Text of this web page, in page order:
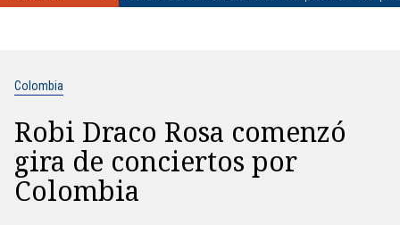
Colombia
Robi Draco Rosa comenzó
gira de conciertos por
Colombia